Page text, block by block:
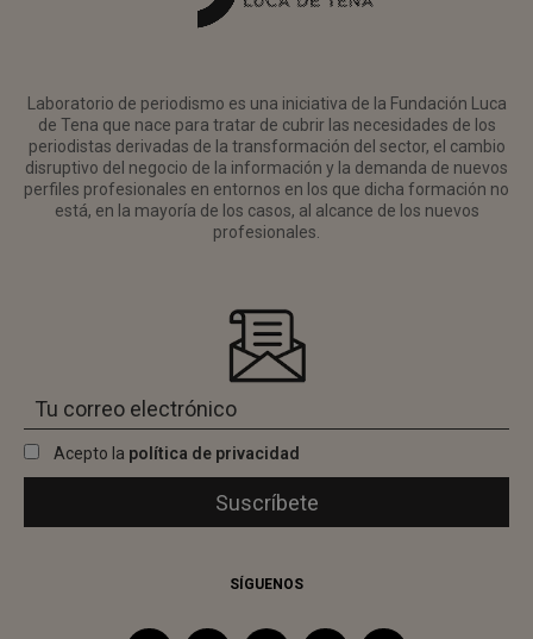
Laboratorio de periodismo es una iniciativa de la Fundación Luca
de Tena que nace para tratar de cubrir las necesidades de los
periodistas derivadas de la transformación del sector, el cambio
disruptivo del negocio de la información y la demanda de nuevos
perfiles profesionales en entornos en los que dicha formación no
está, en la mayoría de los casos, al alcance de los nuevos
profesionales.
Acepto la política de privacidad
SÍGUENOS